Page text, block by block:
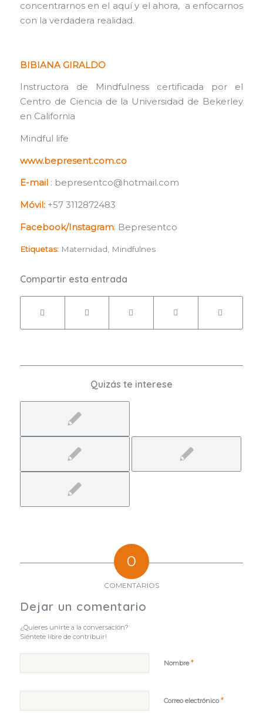
concentrarnos en el aquí y el ahora, a enfocarnos
con la verdadera realidad.
BIBIANA GIRALDO
Instructora de Mindfulness certificada por el
Centro de Ciencia de la Universidad de Bekerley
en California
Mindful life
www.bepresent.com.co
E-mail : bepresentco@hotmail.com
Móvil:+57 3112872483
Facebook/Instagram: Bepresentco
Etiquetas: Maternidad, Mindfulnes
Compartir esta entrada
Quizás te interese
0
COMENTARIOS
Dejar un comentario
¿Quieres unirte a la conversación?
Siéntete libre de contribuir!
Nombre*
Correo electrónico*